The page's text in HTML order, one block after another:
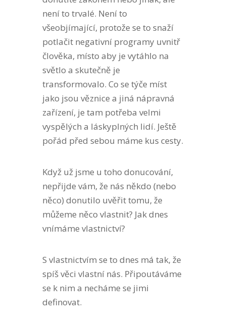
není to trvalé. Není to
všeobjímající, protože se to snaží
potlačit negativní programy uvnitř
člověka, místo aby je vytáhlo na
světlo a skutečně je
transformovalo. Co se týče míst
jako jsou věznice a jiná nápravná
zařízení, je tam potřeba velmi
vyspělých a láskyplných lidí. Ještě
pořád před sebou máme kus cesty.
Když už jsme u toho donucování,
nepřijde vám, že nás někdo (nebo
něco) donutilo uvěřit tomu, že
můžeme něco vlastnit? Jak dnes
vnímáme vlastnictví?
S vlastnictvím se to dnes má tak, že
spíš věci vlastní nás. Připoutáváme
se k nim a necháme se jimi
definovat.